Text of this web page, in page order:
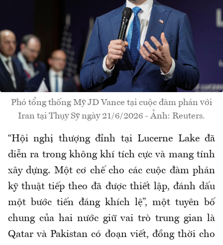
Phó tổng thống Mỹ JD Vance tại cuộc đàm phán với
Iran tại Thụy Sỹ ngày 21/6/2026 - Ảnh: Reuters.
“Hội nghị thượng đỉnh tại Lucerne Lake đã
diễn ra trong không khí tích cực và mang tính
xây dựng. Một cơ chế cho các cuộc đàm phán
kỹ thuật tiếp theo đã được thiết lập, đánh dấu
một bước tiến đáng khích lệ”, một tuyên bố
chung của hai nước giữ vai trò trung gian là
Qatar và Pakistan có đoạn viết, đồng thời cho